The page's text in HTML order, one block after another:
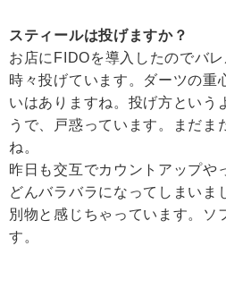
スティールは投げますか？
お店にFIDOを導入したのでバレ
時々投げています。ダーツの重
いはありますね。投げ方という
うで、戸惑っています。まだま
ね。
昨日も交互でカウントアップや
どんバラバラになってしまいま
別物と感じちゃっています。ソ
す。